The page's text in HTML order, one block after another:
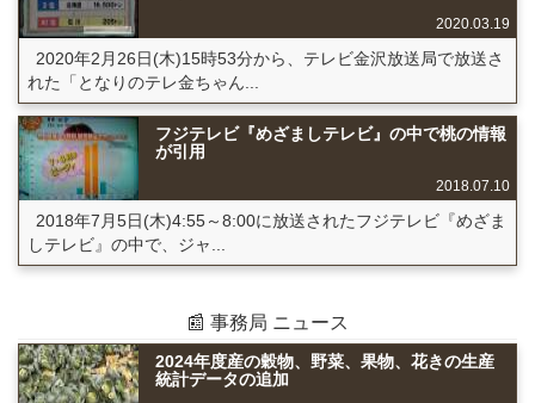
2020.03.19
2020年2月26日(木)15時53分から、テレビ金沢放送局で放送さ
れた「となりのテレ金ちゃん...
フジテレビ『めざましテレビ』の中で桃の情報
が引用
2018.07.10
2018年7月5日(木)4:55～8:00に放送されたフジテレビ『めざま
しテレビ』の中で、ジャ...
📰 事務局 ニュース
2024年度産の穀物、野菜、果物、花きの生産
統計データの追加